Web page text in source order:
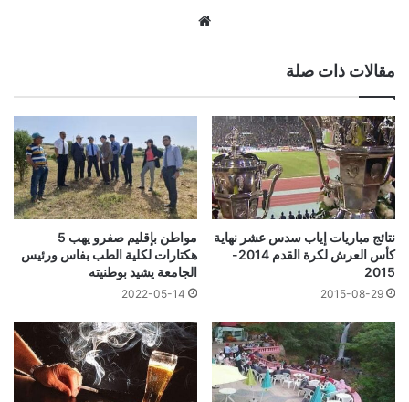
مقالات ذات صلة
نتائج مباريات إياب سدس عشر نهاية
كأس العرش لكرة القدم 2014-
2015
2015-08-29
مواطن بإقليم صفرو يهب 5
هكتارات لكلية الطب بفاس ورئيس
الجامعة يشيد بوطنيته
2022-05-14